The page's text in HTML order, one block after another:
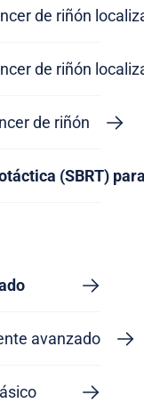
de riñón
de riñón
de riñón
(SBRT)
avanzado